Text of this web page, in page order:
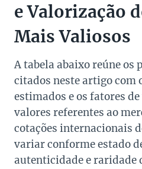
e Valorização
Mais Valiosos
A tabela abaixo reúne os
citados neste artigo com
estimados e os fatores
valores referentes ao
cotações internacionais
variar conforme estado
autenticidade e raridade